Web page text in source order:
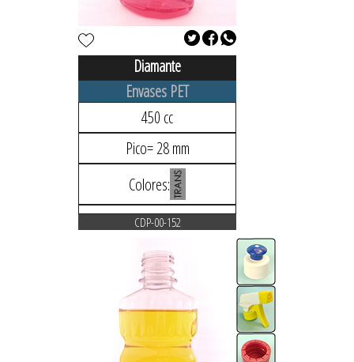
Diamante
Envases PET
450 cc
Pico= 28 mm
Colores:
CDP-00-152